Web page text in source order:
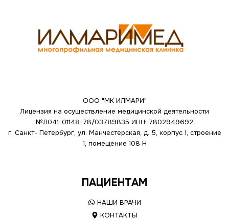
ООО "МК ИЛМАРИ"
Лицензия на осуществление медицинской деятельности
№Л041-01148-78/03789835 ИНН: 7802949692
г. Санкт- Петербург, ул. Манчестерская, д. 5, корпус 1, строение
1, помещение 108 Н
ПАЦИЕНТАМ
НАШИ ВРАЧИ
КОНТАКТЫ